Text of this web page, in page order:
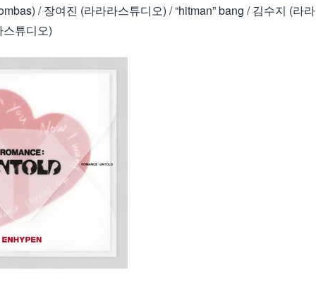
/ 장여진 (라라라스튜디오) / “hitman” bang / 김수지 (라라
스튜디오)